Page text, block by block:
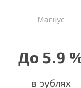
Магнус
До 5.9
в рублях